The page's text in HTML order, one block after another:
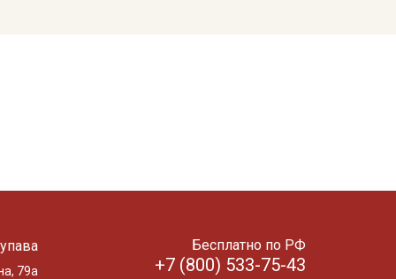
79а
Бесплатно по РФ
+7 (800) 533-75-43